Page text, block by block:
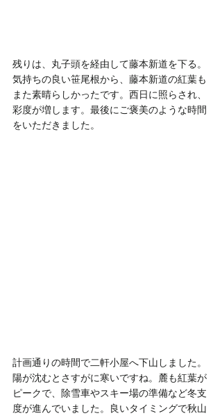
残りは、丸子頭を経由して藤本新道を下る。
気持ちの良い笹尾根から、藤本新道の紅葉も
また素晴らしかったです。西日に照らされ、
彩度が増します。最後にご褒美のような時間
をいただきました。
計画通りの時間で二軒小屋へ下山しました。
陽が沈むとさすがに寒いですね。麓も紅葉が
ピークで、除雪車やスキー場の準備など冬支
度が進んでいました。良いタイミングで秋山